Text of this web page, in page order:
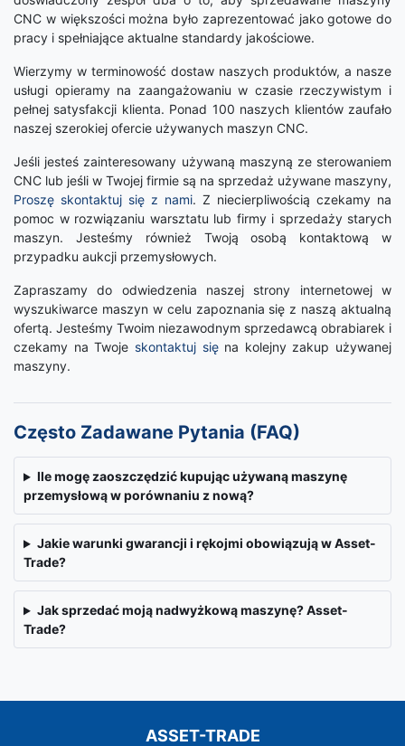
CNC w większości można było zaprezentować jako gotowe do
pracy i spełniające aktualne standardy jakościowe.
Wierzymy w terminowość dostaw naszych produktów, a nasze
usługi opieramy na zaangażowaniu w czasie rzeczywistym i
pełnej satysfakcji klienta. Ponad 100 naszych klientów zaufało
naszej szerokiej ofercie używanych maszyn CNC.
Jeśli jesteś zainteresowany używaną maszyną ze sterowaniem
CNC lub jeśli w Twojej firmie są na sprzedaż używane maszyny,
Proszę skontaktuj się z nami. Z niecierpliwością czekamy na
pomoc w rozwiązaniu warsztatu lub firmy i sprzedaży starych
maszyn. Jesteśmy również Twoją osobą kontaktową w
przypadku aukcji przemysłowych.
Zapraszamy do odwiedzenia naszej strony internetowej w
wyszukiwarce maszyn w celu zapoznania się z naszą aktualną
ofertą. Jesteśmy Twoim niezawodnym sprzedawcą obrabiarek i
czekamy na Twoje skontaktuj się na kolejny zakup używanej
maszyny.
Często Zadawane Pytania (FAQ)
Ile mogę zaoszczędzić kupując używaną maszynę
przemysłową w porównaniu z nową?
Jakie warunki gwarancji i rękojmi obowiązują w Asset-
Trade?
Jak sprzedać moją nadwyżkową maszynę? Asset-
Trade?
ASSET-TRADE